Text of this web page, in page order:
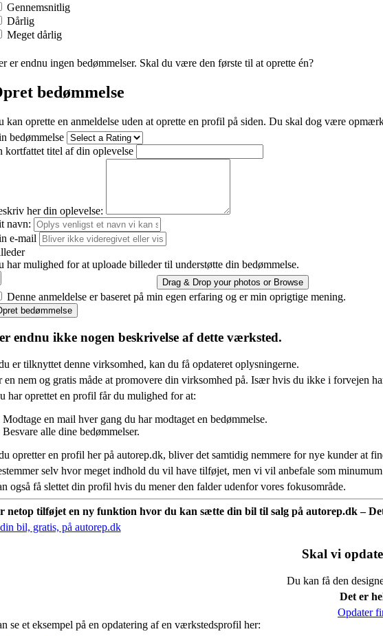
Gennemsnitlig
Dårlig
Meget dårlig
er endnu ingen bedømmelser. Skal du være den første til at oprette én?
bedømmelse
kan oprette en anmeldelse uden at oprette en profil på siden. Du skal dog være
bedømmelse
kortfattet titel af din oplevelse
her din oplevelse:
navn:
e-mail
har mulighed for at uploade billeder til understøtte din bedømmelse.
Drag & Drop your photos or Browse
Denne anmeldelse er baseret på min egen erfaring og er min oprigtige mening.
bedømmelse
endnu ikke nogen beskrivelse af dette værksted.
er tilknyttet denne virksomhed, kan du få opdateret oplysningerne.
en nem og gratis måde at promovere din virksomhed på. Især hvis du ikke i forvejen
har oprettet en profil får du mulighed for at:
Modtage en mail hver gang du har modtaget en bedømmelse.
Besvare alle dine bedømmelser.
opretter en profil her på autorep.dk, bliver det samtidig nemmere for nye kunder at
selv hvor meget indhold du vil have tilføjet, men vi vil anbefale som
også få slettet din profil hvis du mener den falder udenfor vores fokusområde.
netop tilføjet en ny funktion hvor du kan sætte din bil til salg på autorep.dk –
bil, gratis, på autorep.dk
Skal vi
Du kan få den
Det er
Opdater
se et eksempel på en opdatering af en værkstedsprofil her: